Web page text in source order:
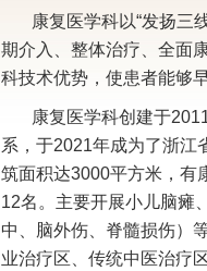
康复医学科以“发扬三
期介入、整体治疗、全面
科技术优势，使患者能够
康复医学科创建于
系，于2021年成为了浙江
筑面积达3000平方米，有
12名。主要开展小儿脑瘫
中、脑外伤、脊髓损伤）
业治疗区、传统中医治疗